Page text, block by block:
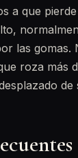
a que
las gomas.
roza más
de